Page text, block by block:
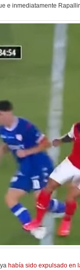
e inmediatamente
había sido expulsado en